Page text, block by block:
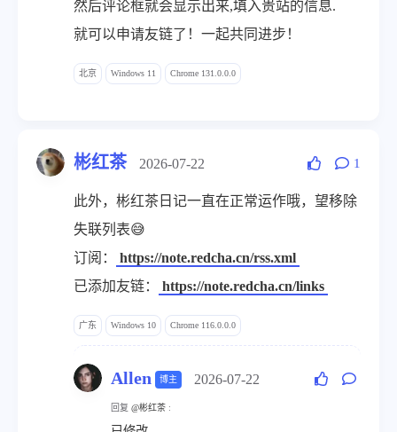
发送
然后评论框就会显示出来,填入贵站的信息.
就可以申请友链了！一起共同进步！
北京 Windows 11 Chrome 131.0.0.0
彬红茶 2026-07-22 1
此外，彬红茶日记一直在正常运作哦，望移除
失联列表😅
订阅：
https://note.redcha.cn/rss.xml
已添加友链：
https://note.redcha.cn/links
广东 Windows 10 Chrome 116.0.0.0
Allen 博主 2026-07-22
回复 @彬红茶 :